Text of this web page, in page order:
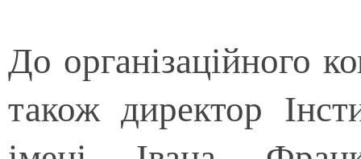
До організаційного
також директор